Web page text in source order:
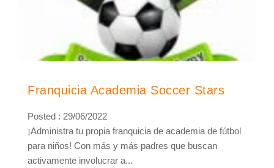
Franquicia Academia Soccer Stars
Posted : 29/06/2022
¡Administra tu propia franquicia de academia de fútbol
para niños! Con más y más padres que buscan
activamente involucrar a...